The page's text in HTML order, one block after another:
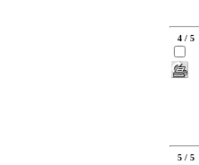
4 / 5
5 / 5